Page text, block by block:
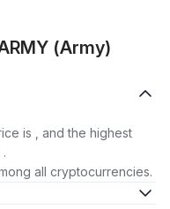
(Army)
is , and the highest
all cryptocurrencies.